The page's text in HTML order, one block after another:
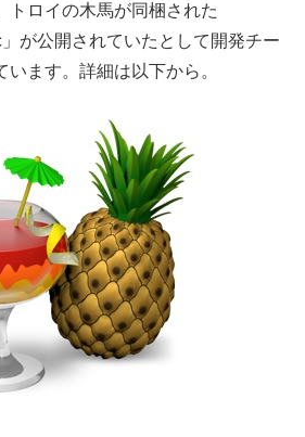
トロイの木馬が同梱された
」が公開されていたとして開発チー
います。詳細は以下から。